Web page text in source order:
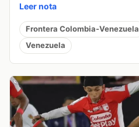
Leer nota
Frontera Colombia-Venezuela
Venezuela